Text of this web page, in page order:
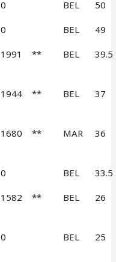
0 BEL 50
0 BEL 49
1991 ** BEL 39.5
1944 ** BEL 37
1680 ** MAR 36
0 BEL 33.5
1582 ** BEL 26
0 BEL 25